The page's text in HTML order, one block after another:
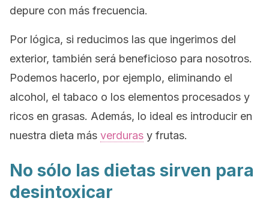
depure con más frecuencia.
Por lógica, si reducimos las que ingerimos del
exterior, también será beneficioso para nosotros.
Podemos hacerlo, por ejemplo, eliminando el
alcohol, el tabaco o los elementos procesados y
ricos en grasas. Además, lo ideal es introducir en
nuestra dieta más verduras y frutas.
No sólo las dietas sirven para
desintoxicar